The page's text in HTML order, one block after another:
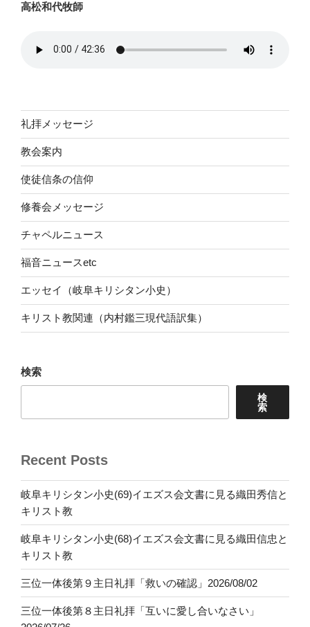
高松和代牧師
礼拝メッセージ
教会案内
使徒信条の信仰
修養会メッセージ
チャペルニュース
福音ニュースetc
エッセイ（岐阜キリシタン小史）
キリスト教関連（内村鑑三現代語訳集）
検索
検
索
Recent Posts
岐阜キリシタン小史(69)イエズス会文書に見る織田秀信と
キリスト教
岐阜キリシタン小史(68)イエズス会文書に見る織田信忠と
キリスト教
三位一体後第９主日礼拝「救いの確認」2026/08/02
三位一体後第８主日礼拝「互いに愛し合いなさい」